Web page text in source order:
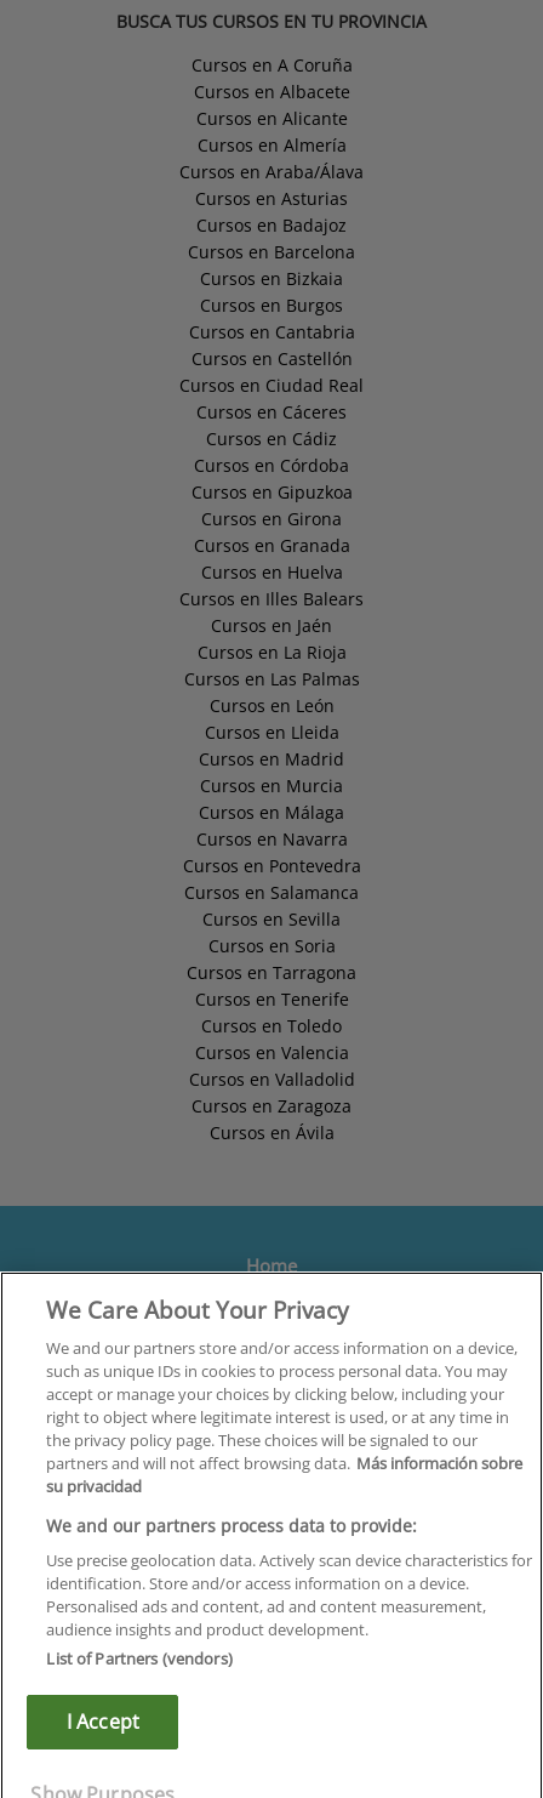
BUSCA TUS CURSOS EN TU PROVINCIA
Cursos en A Coruña
Cursos en Albacete
Cursos en Alicante
Cursos en Almería
Cursos en Araba/Álava
Cursos en Asturias
Cursos en Badajoz
Cursos en Barcelona
Cursos en Bizkaia
Cursos en Burgos
Cursos en Cantabria
Cursos en Castellón
Cursos en Ciudad Real
Cursos en Cáceres
Cursos en Cádiz
Cursos en Córdoba
Cursos en Gipuzkoa
Cursos en Girona
Cursos en Granada
Cursos en Huelva
Cursos en Illes Balears
Cursos en Jaén
Cursos en La Rioja
Cursos en Las Palmas
Cursos en León
Cursos en Lleida
Cursos en Madrid
Cursos en Murcia
Cursos en Málaga
Cursos en Navarra
Cursos en Pontevedra
Cursos en Salamanca
Cursos en Sevilla
Cursos en Soria
Cursos en Tarragona
Cursos en Tenerife
Cursos en Toledo
Cursos en Valencia
Cursos en Valladolid
Cursos en Zaragoza
Cursos en Ávila
Home
Formación
Centros
Orientación
Quiénes somos
Contacta
Aviso Legal
Política de Privacidad
Política de Cookies
Canal Ético
Infoempleo
We Care About Your Privacy
We and our partners store and/or access information on a device,
such as unique IDs in cookies to process personal data. You may
accept or manage your choices by clicking below, including your
right to object where legitimate interest is used, or at any time in
the privacy policy page. These choices will be signaled to our
partners and will not affect browsing data. Más información sobre
su privacidad
We and our partners process data to provide:
Use precise geolocation data. Actively scan device characteristics for
identification. Store and/or access information on a device.
Personalised ads and content, ad and content measurement,
audience insights and product development.
List of Partners (vendors)
I Accept